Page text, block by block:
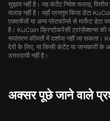
सुझाव नहीं है। यह कंटेंट निवेश सलाह,
सलाह नहीं है। यहाँ प्रस्तुत किया डेटा
एक्सचेंजों या अन्य प्लेटफॉर्म्स से मार्केट डेटा
है। KuCoin क्रिप्टोकरेंसी ट्रांज़ैक्शन्स की
रूपांतरण कीमतों में दर्शाया नहीं जा सकता।
देरी के लिए, या किसी कंटेंट या जानकारी के
उत्तरदायी नहीं है।
अक्सर पूछे जाने वाले